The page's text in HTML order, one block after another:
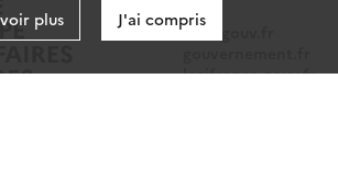
data.gouv.fr
legifrance.gouv.fr
plus J'ai compris